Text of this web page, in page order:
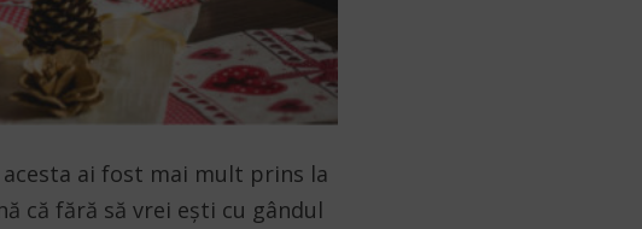
ai fost mai mult prins la
că fără să vrei ești cu gândul